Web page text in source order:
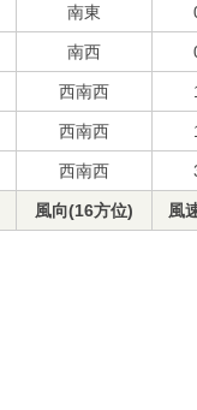
南東
南西
西南西
西南西
西南西
風向(16方位) 風